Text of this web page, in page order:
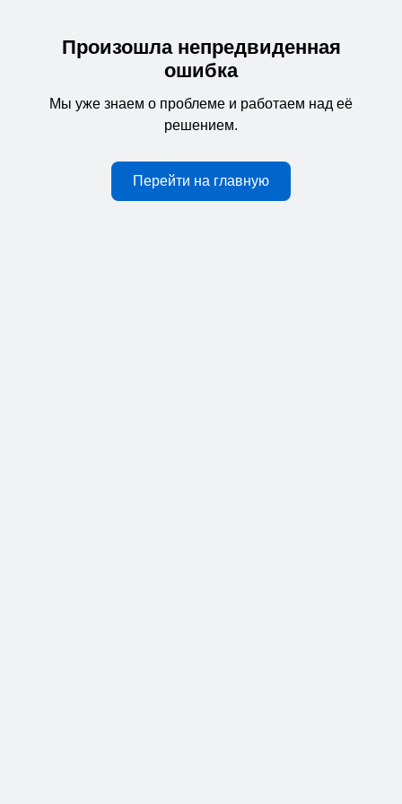
Произошла непредвиденная
ошибка
Мы уже знаем о проблеме и работаем над её
решением.
Перейти на главную